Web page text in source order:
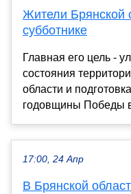
Жители Брянской
субботнике
Главная его цель -
состояния
области и
годовщины Победы
17:00, 24 Апр
В Брянской